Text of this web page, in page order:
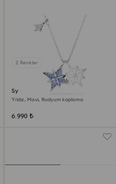
2 Renkler
Symbolica Kolye
Yıldız, Mavi, Rodyum kaplama
6.990 ₺